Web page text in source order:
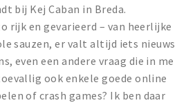
bij Kej Caban in Breda.
rijk en gevarieerd – van heerlijke
sauzen, er valt altijd iets nieuws
even een andere vraag die in me
ook enkele goede online
of crash games? Ik ben daar